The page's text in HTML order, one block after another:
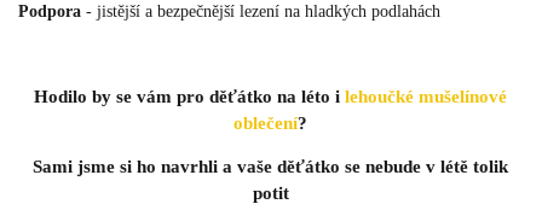
Podpora - jistější a bezpečnější lezení na hladkých podlahách
Hodilo by se vám pro děťátko na léto ilehoučké mušelínové
oblečení?
Sami jsme si ho navrhli a vaše děťátko se nebude v létě tolik
potit